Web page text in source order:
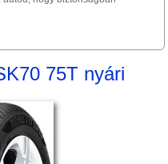
75T nyári